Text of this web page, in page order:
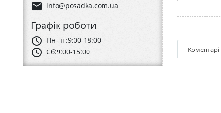
email info@posadka.com.ua
Графік роботи
schedule Пн-пт:9:00-18:00
schedule Сб:9:00-15:00 Коментарі